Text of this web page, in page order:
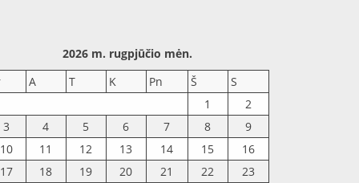
2026 m. rugpjūčio mėn.
A T K Pn Š
S
1
2
3
4 5 6 7 8
9
10
11 12 13 14 15
16
17
18 19 20 21 22
23